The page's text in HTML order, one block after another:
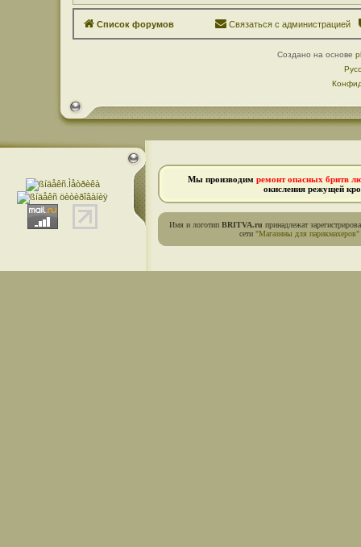
Список форумов Связаться с администрацией
Создано на основе
Мы производим ремонт опасных бритв
окисления режущей
Имя и логотип BRITVA.ru принадлежат
сети "Магазины для парикмахеров"